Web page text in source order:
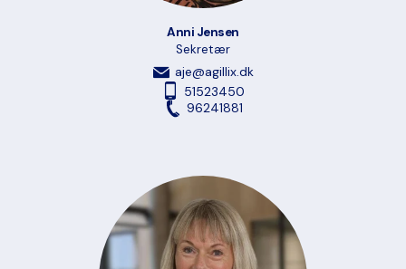
Anni Jensen
Sekretær
aje@agillix.dk
51523450
96241881